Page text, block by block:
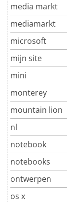
media markt
mediamarkt
microsoft
mijn site
mini
monterey
mountain lion
nl
notebook
notebooks
ontwerpen
os x